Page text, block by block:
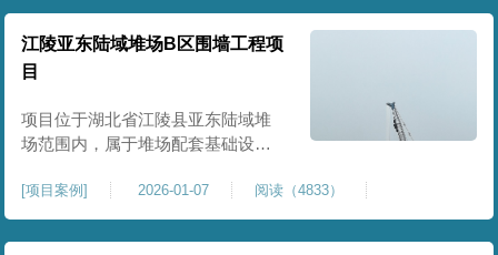
项目场地为园区新建工业建设用
地，原始场地土层松散、土质均匀
性较差、土体固结度不足，天然地
基承载力偏低。汽车零部件生产厂
房对地基平整度、整体刚度、沉降
控
江陵亚东陆域堆场B区围墙工程项
目
项目位于湖北省江陵县亚东陆域堆
场范围内，属于堆场配套基础设施
墙及附属设施建设，是保障场区边
界围护结构稳定、提升场地整体建
设标准的前置关键工程，本项目强
[项目案例] 2026-01-07 阅读（4833）